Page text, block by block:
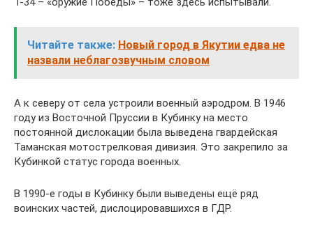
Читайте также: Новый город в Якутии едва не
назвали неблагозвучным словом
А к северу от села устроили военный аэродром. В 1946
году из Восточной Пруссии в Кубинку на место
постоянной дислокации была выведена гвардейская
Таманская мотострелковая дивизия. Это закрепило за
Кубинкой статус города военных.
В 1990-е годы в Кубинку были выведены ещё ряд
воинских частей, дислоцировавшихся в ГДР.